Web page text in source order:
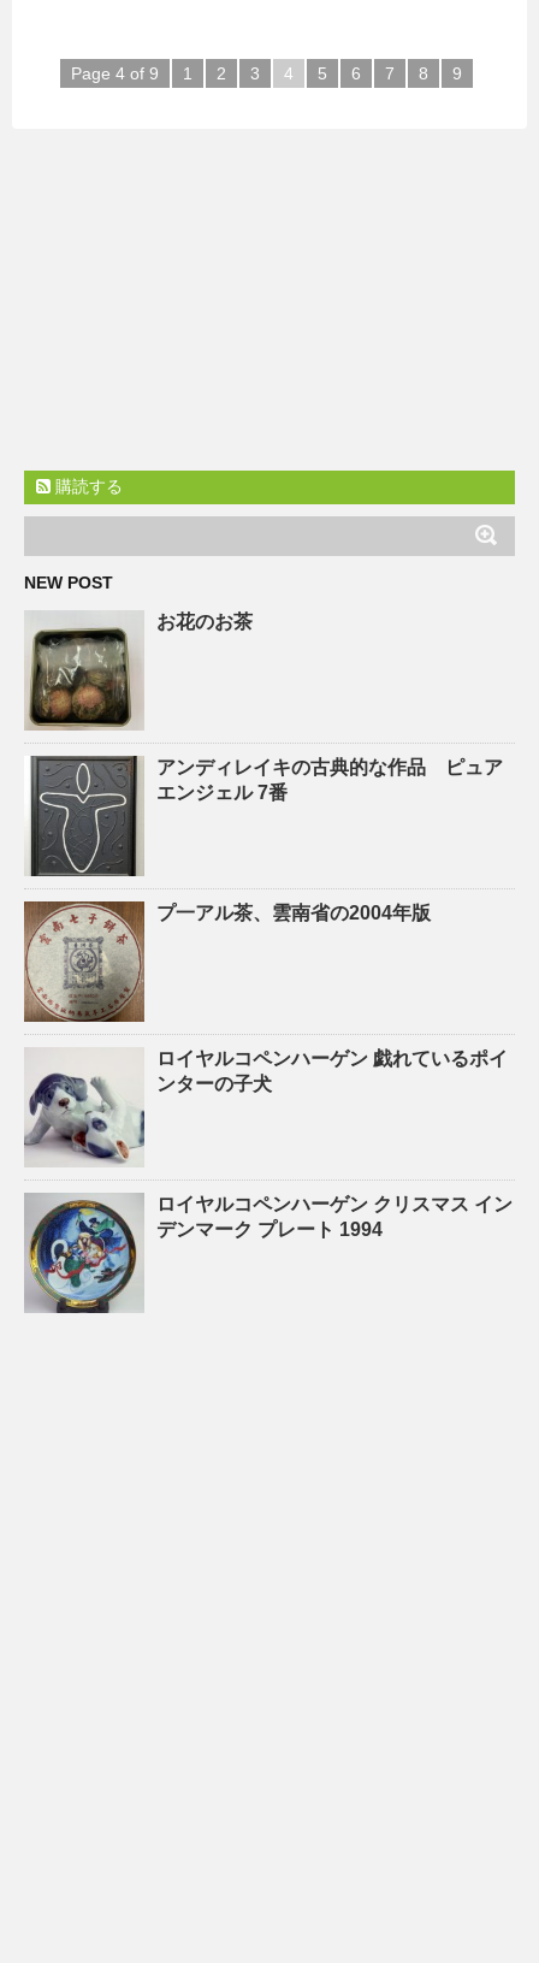
Page 4 of 9 1 2 3 4 5 6 7 8 9
購読する
NEW POST
お花のお茶
アンディレイキの古典的な作品 ピュア
エンジェル 7番
プ一アル茶、雲南省の2004年版
ロイヤルコペンハーゲン 戯れているポイ
ンターの子犬
ロイヤルコペンハーゲン クリスマス イン
デンマーク プレート 1994